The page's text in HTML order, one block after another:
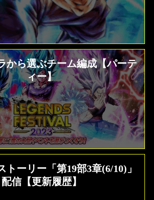
ィー】
配信【更新履歴】